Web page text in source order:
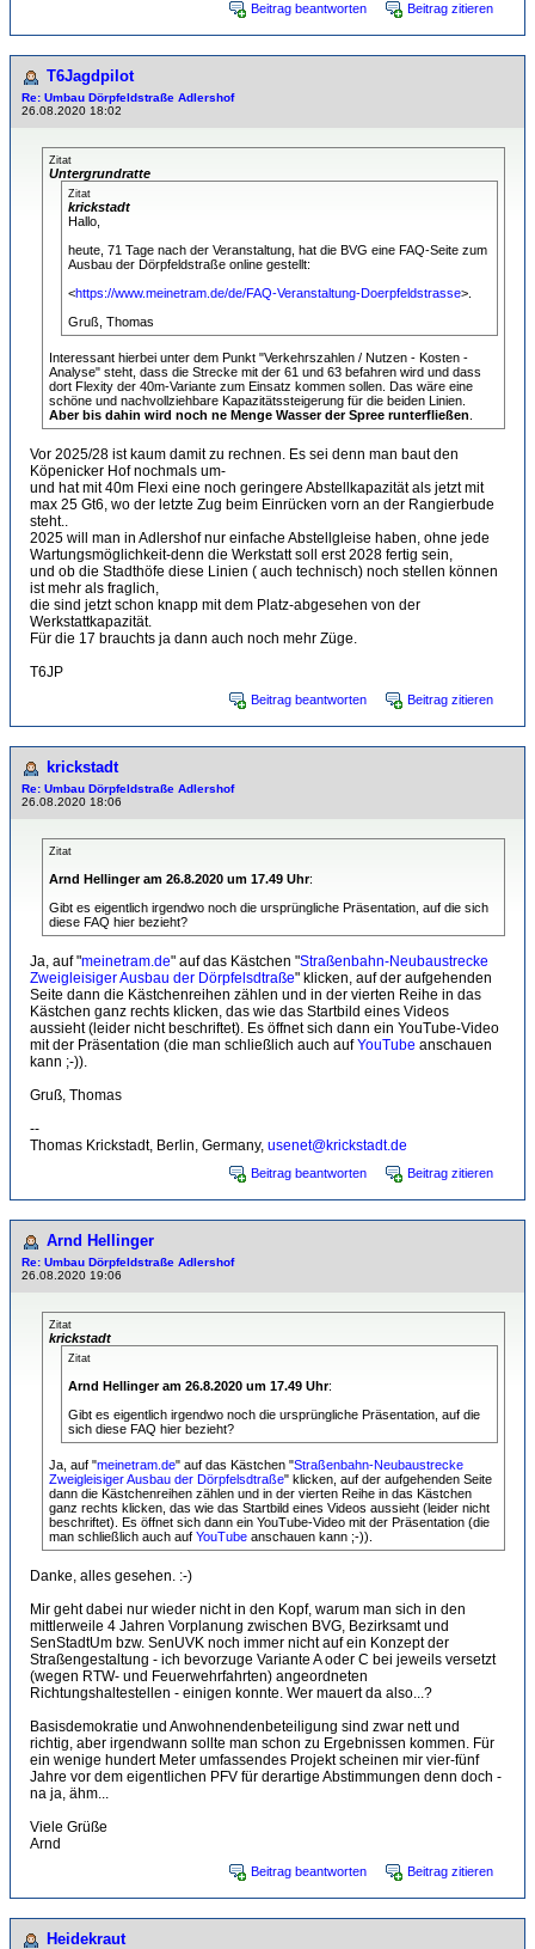
Beitrag beantworten Beitrag zitieren
T6Jagdpilot
Re: Umbau Dörpfeldstraße Adlershof
26.08.2020 18:02
Zitat
Untergrundratte
Zitat
krickstadt
Hallo,
heute, 71 Tage nach der Veranstaltung, hat die BVG eine FAQ-Seite zum
Ausbau der Dörpfeldstraße online gestellt:
<https://www.meinetram.de/de/FAQ-Veranstaltung-Doerpfeldstrasse>.
Gruß, Thomas
Interessant hierbei unter dem Punkt "Verkehrszahlen / Nutzen - Kosten -
Analyse" steht, dass die Strecke mit der 61 und 63 befahren wird und dass
dort Flexity der 40m-Variante zum Einsatz kommen sollen. Das wäre eine
schöne und nachvollziehbare Kapazitätssteigerung für die beiden Linien.
Aber bis dahin wird noch ne Menge Wasser der Spree runterfließen
Vor 2025/28 ist kaum damit zu rechnen. Es sei denn man baut den
Köpenicker Hof nochmals um-
und hat mit 40m Flexi eine noch geringere Abstellkapazität als jetzt mit
max 25 Gt6, wo der letzte Zug beim Einrücken vorn an der Rangierbude
steht..
2025 will man in Adlershof nur einfache Abstellgleise haben, ohne jede
Wartungsmöglichkeit-denn die Werkstatt soll erst 2028 fertig sein,
und ob die Stadthöfe diese Linien ( auch technisch) noch stellen können
ist mehr als fraglich,
die sind jetzt schon knapp mit dem Platz-abgesehen von der
Werkstattkapazität.
Für die 17 brauchts ja dann auch noch mehr Züge.
T6JP
Beitrag beantworten Beitrag zitieren
krickstadt
Re: Umbau Dörpfeldstraße Adlershof
26.08.2020 18:06
Zitat
Arnd Hellinger am 26.8.2020 um 17.49 Uhr:
Gibt es eigentlich irgendwo noch die ursprüngliche Präsentation, auf die sich
diese FAQ hier bezieht?
Ja, auf "meinetram.de" auf das Kästchen "Straßenbahn-Neubaustrecke
Zweigleisiger Ausbau der Dörpfelsdtraße" klicken, auf der aufgehenden
Seite dann die Kästchenreihen zählen und in der vierten Reihe in das
Kästchen ganz rechts klicken, das wie das Startbild eines Videos
aussieht (leider nicht beschriftet). Es öffnet sich dann ein YouTube-Video
mit der Präsentation (die man schließlich auch aufYouTube anschauen
kann ;-)).
Gruß, Thomas
--
Thomas Krickstadt, Berlin, Germany, usenet@krickstadt.de
Beitrag beantworten Beitrag zitieren
Arnd Hellinger
Re: Umbau Dörpfeldstraße Adlershof
26.08.2020 19:06
Zitat
krickstadt
Zitat
Arnd Hellinger am 26.8.2020 um 17.49 Uhr:
Gibt es eigentlich irgendwo noch die ursprüngliche Präsentation, auf die
sich diese FAQ hier bezieht?
Ja, auf "meinetram.de" auf das Kästchen "Straßenbahn-Neubaustrecke
Zweigleisiger Ausbau der Dörpfelsdtraße" klicken, auf der aufgehenden Seite
dann die Kästchenreihen zählen und in der vierten Reihe in das Kästchen
ganz rechts klicken, das wie das Startbild eines Videos aussieht (leider nicht
beschriftet). Es öffnet sich dann ein YouTube-Video mit der Präsentation (die
man schließlich auch auf YouTube anschauen kann ;-)).
Danke, alles gesehen. :-)
Mir geht dabei nur wieder nicht in den Kopf, warum man sich in den
mittlerweile 4 Jahren Vorplanung zwischen BVG, Bezirksamt und
SenStadtUm bzw. SenUVK noch immer nicht auf ein Konzept der
Straßengestaltung - ich bevorzuge Variante A oder C bei jeweils versetzt
(wegen RTW- und Feuerwehrfahrten) angeordneten
Richtungshaltestellen - einigen konnte. Wer mauert da also...?
Basisdemokratie und Anwohnendenbeteiligung sind zwar nett und
richtig, aber irgendwann sollte man schon zu Ergebnissen kommen. Für
ein wenige hundert Meter umfassendes Projekt scheinen mir vier-fünf
Jahre vor dem eigentlichen PFV für derartige Abstimmungen denn doch -
na ja, ähm...
Viele Grüße
Arnd
Beitrag beantworten Beitrag zitieren
Heidekraut